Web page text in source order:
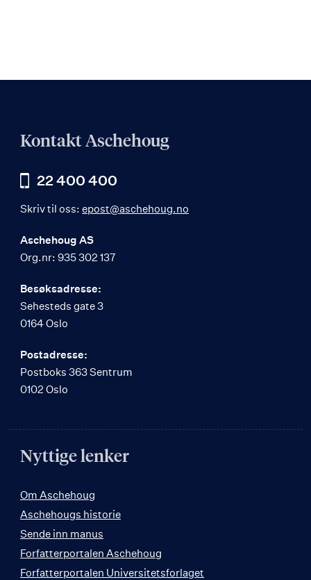
Kontakt Aschehoug
22 400 400
Skriv til oss: epost@aschehoug.no
Aschehoug AS
Org.nr: 935 302 137
Besøksadresse:
Sehesteds gate 3
0164 Oslo
Postadresse:
Postboks 363 Sentrum
0102 Oslo
Nyttige lenker
Om Aschehoug
Aschehougs historie
Sende inn manus
Forfatterportalen Aschehoug
Forfatterportalen Universitetsforlaget